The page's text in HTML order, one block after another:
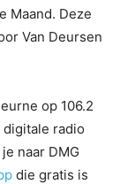
Maand. Deze
Van Deursen
op 106.2
radio
naar DMG
die gratis is